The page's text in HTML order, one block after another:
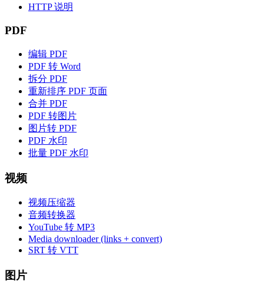
HTTP 说明
PDF
编辑 PDF
PDF 转 Word
拆分 PDF
重新排序 PDF 页面
合并 PDF
PDF 转图片
图片转 PDF
PDF 水印
批量 PDF 水印
视频
视频压缩器
音频转换器
YouTube 转 MP3
Media downloader (links + convert)
SRT 转 VTT
图片